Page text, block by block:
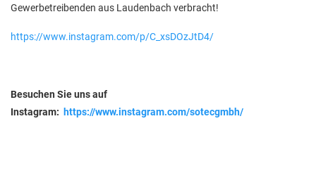
Gewerbetreibenden aus Laudenbach verbracht!
https://www.instagram.com/p/C_xsDOzJtD4/
Besuchen Sie uns auf
Instagram: https://www.instagram.com/sotecgmbh/